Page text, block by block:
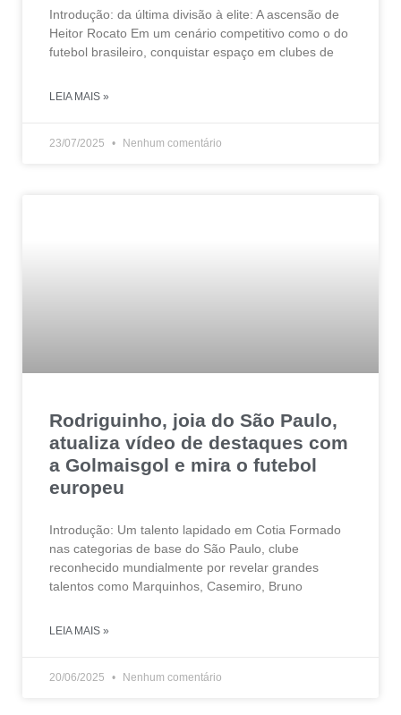
Introdução: da última divisão à elite: A ascensão de
Heitor Rocato Em um cenário competitivo como o do
futebol brasileiro, conquistar espaço em clubes de
LEIA MAIS »
23/07/2025 Nenhum comentário
Rodriguinho, joia do São Paulo,
atualiza vídeo de destaques com
a Golmaisgol e mira o futebol
europeu
Introdução: Um talento lapidado em Cotia Formado
nas categorias de base do São Paulo, clube
reconhecido mundialmente por revelar grandes
talentos como Marquinhos, Casemiro, Bruno
LEIA MAIS »
20/06/2025 Nenhum comentário